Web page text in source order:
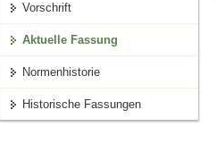
Vorschrift
Aktuelle Fassung
Normenhistorie
Historische Fassungen